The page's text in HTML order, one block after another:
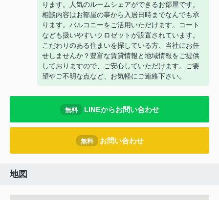
ります。人気のルームシェアができるお部屋です。
相談内容はお部屋の事から入居日時までなんでも承
ります。バルコニーをご活用いただけます。コート
なども扱いやすいクロゼットが設置されています。
こだわりのある住まいを探している方、当社にお任
せしませんか？豊富な賃貸情報と地域情報をご提供
しておりますので、ご安心していただけます。ご要
望やご不明な点など、お気軽にご連絡下さい。
無料 LINEからお問い合わせ
無料 お問い合わせ
地図